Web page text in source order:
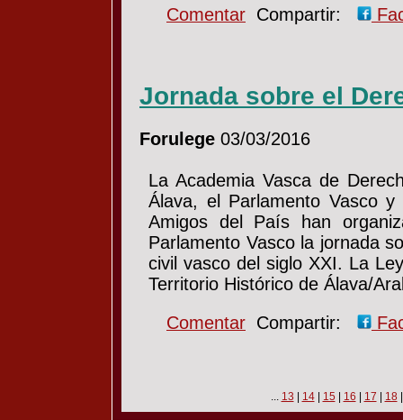
Comentar Compartir:
Jornada sobre el
Forulege 03/03/2016
La Academia Vasca de
Álava, el Parlamento Vasco
Amigos del País han
Parlamento Vasco la jornada
civil vasco del siglo XXI. La
Territorio Histórico de Álava/
Comentar Compartir:
... 13 14| 15 16 17 18